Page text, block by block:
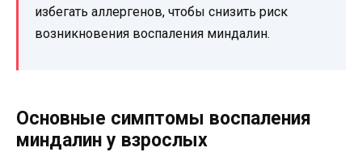
избегать аллергенов, чтобы снизить риск
возникновения воспаления миндалин.
Основные симптомы воспаления
миндалин у взрослых